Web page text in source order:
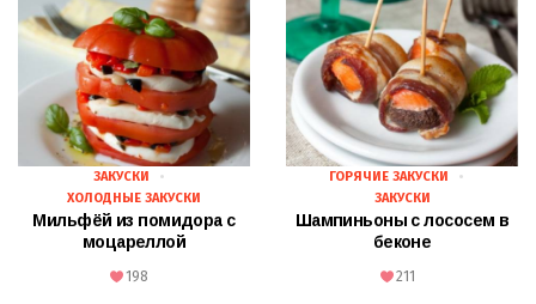
ЗАКУСКИ
ХОЛОДНЫЕ ЗАКУСКИ
Мильфёй из помидора с
моцареллой
198
ГОРЯЧИЕ ЗАКУСКИ
ЗАКУСКИ
Шампиньоны с лососем в
беконе
211